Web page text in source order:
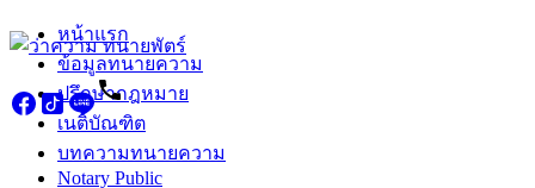
Skip
to
content
หน้าแรก
ข้อมูลทนายความ
ปรึกษากฎหมาย
เนติบัณฑิต
บทความทนายความ
Notary Public